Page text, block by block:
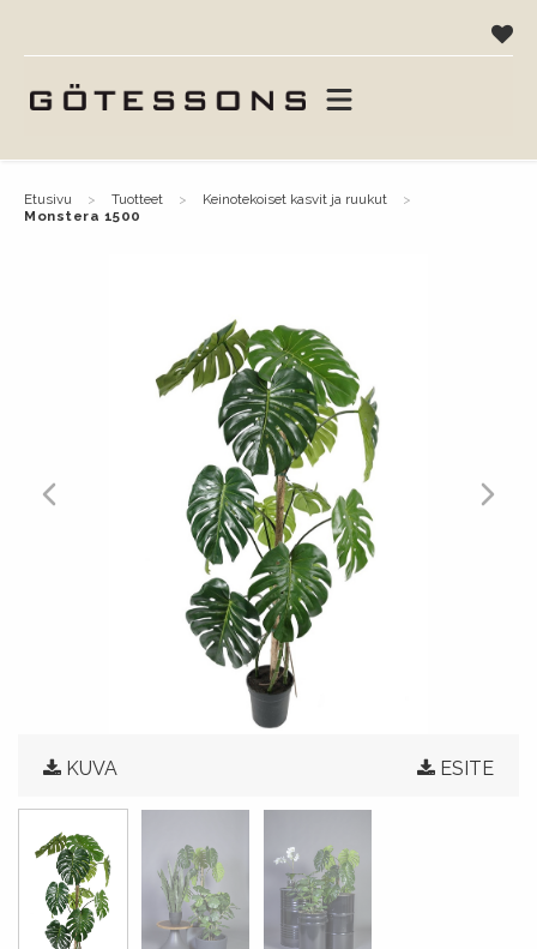
etusivu tuotteet
keinotekoiset kasvit ja ruukut
monstera 1500
KUVA ESITE